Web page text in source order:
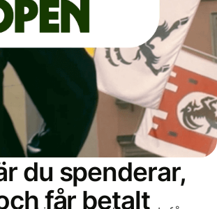
du spenderar,
får betalt